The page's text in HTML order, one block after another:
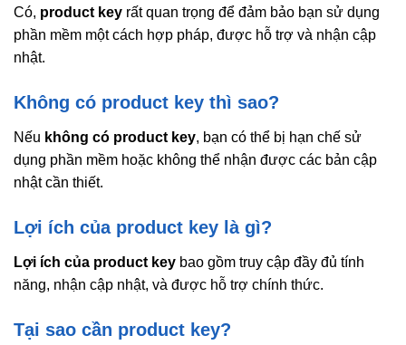
Có, product key rất quan trọng để đảm bảo bạn sử dụng
phần mềm một cách hợp pháp, được hỗ trợ và nhận cập
nhật.
Không có product key thì sao?
Nếu không có product key, bạn có thể bị hạn chế sử
dụng phần mềm hoặc không thể nhận được các bản cập
nhật cần thiết.
Lợi ích của product key là gì?
Lợi ích của product key bao gồm truy cập đầy đủ tính
năng, nhận cập nhật, và được hỗ trợ chính thức.
Tại sao cần product key?